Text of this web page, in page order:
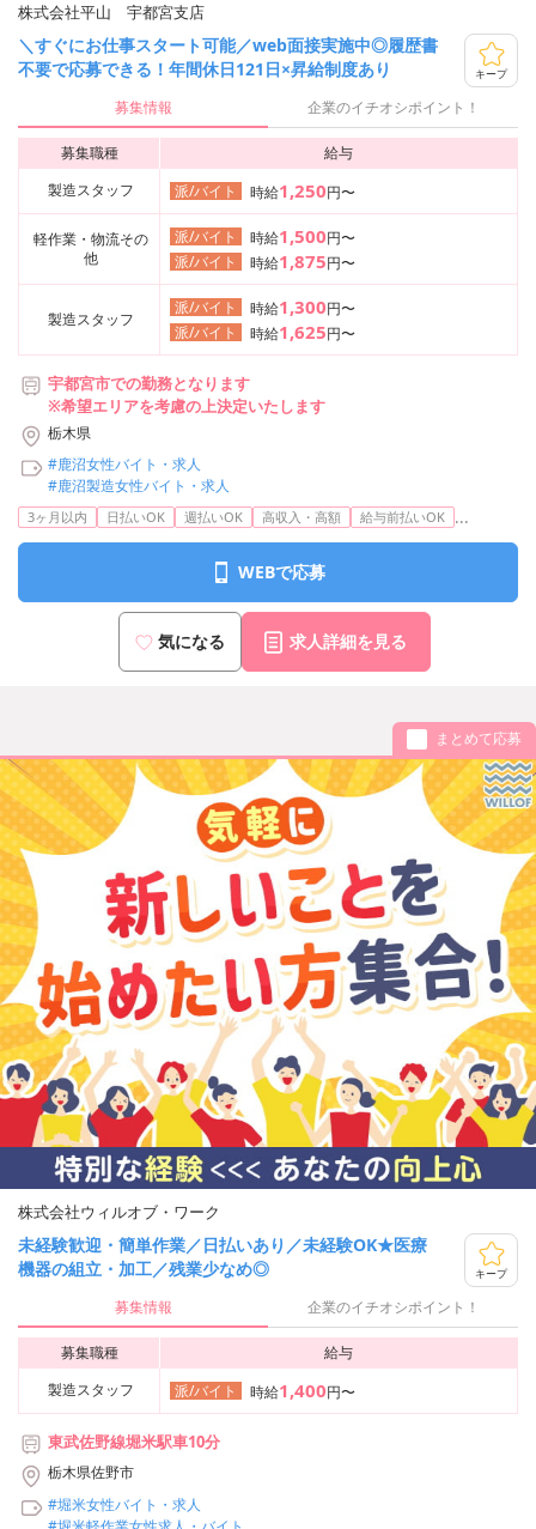
株式会社平山 宇都宮支店
＼すぐにお仕事スタート可能／web面接実施中◎履歴書
不要で応募できる！年間休日121日×昇給制度あり
キープ
募集情報 企業のイチオシポイント！
募集職種
給与
製造スタッフ
派/バイト 時給1,250円〜
軽作業・物流その
他
派/バイト 時給1,500円〜
派/バイト
時給1,875円〜
製造スタッフ
派/バイト 時給1,300円〜
派/バイト
時給1,625円〜
宇都宮市での勤務となります
※希望エリアを考慮の上決定いたします
栃木県
#鹿沼女性バイト・求人
#鹿沼製造女性バイト・求人
3ヶ月以内 日払いOK 週払いOK 高収入・高額 給与前払いOK ...
WEBで応募
気になる 求人詳細を見る
まとめて応募
株式会社ウィルオブ・ワーク
未経験歓迎・簡単作業／日払いあり／未経験OK★医療
機器の組立・加工／残業少なめ◎
キープ
募集情報 企業のイチオシポイント！
募集職種
給与
製造スタッフ
派/バイト 時給1,400円〜
東武佐野線堀米駅車10分
栃木県佐野市
#堀米女性バイト・求人